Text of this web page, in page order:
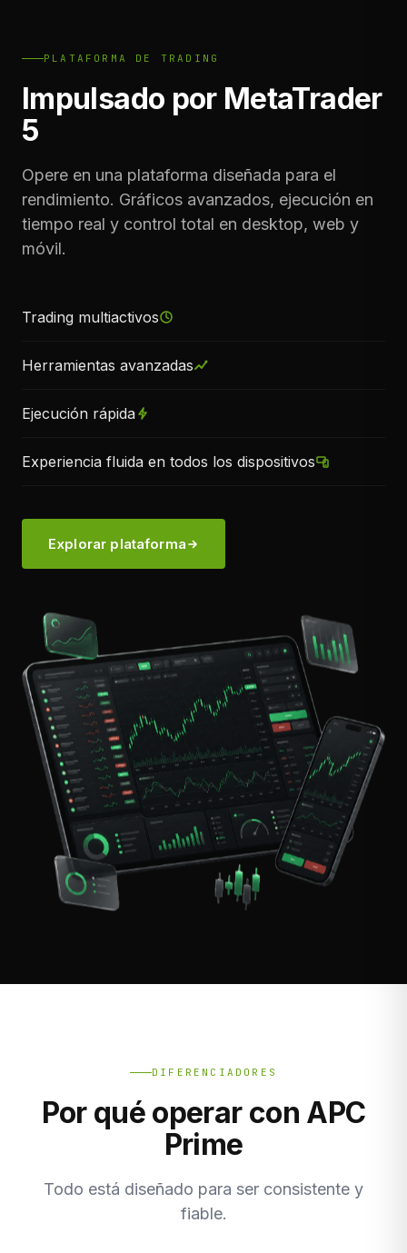
PLATAFORMA DE TRADING
Impulsado por MetaTrader
5
Opere en una plataforma diseñada para el
rendimiento. Gráficos avanzados, ejecución en
tiempo real y control total en desktop, web y
móvil.
Trading multiactivos
Herramientas avanzadas
Ejecución rápida
Experiencia fluida en todos los dispositivos
Explorar plataforma
DIFERENCIADORES
Por qué operar con APC
Prime
Todo está diseñado para ser consistente y
fiable.